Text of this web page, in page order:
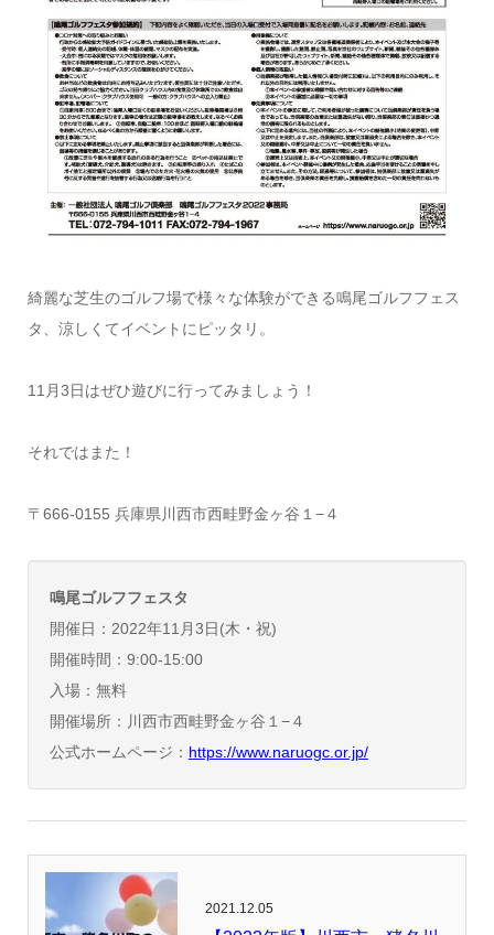
綺麗な芝生のゴルフ場で様々な体験ができる鳴尾ゴルフフェス
タ、涼しくてイベントにピッタリ。
11月3日はぜひ遊びに行ってみましょう！
それではまた！
〒666-0155 兵庫県川西市西畦野金ヶ谷１−４
鳴尾ゴルフフェスタ
開催日：2022年11月3日(木・祝)
開催時間：9:00-15:00
入場：無料
開催場所：川西市西畦野金ヶ谷１−４
公式ホームページ： https://www.naruogc.or.jp/
2021.12.05